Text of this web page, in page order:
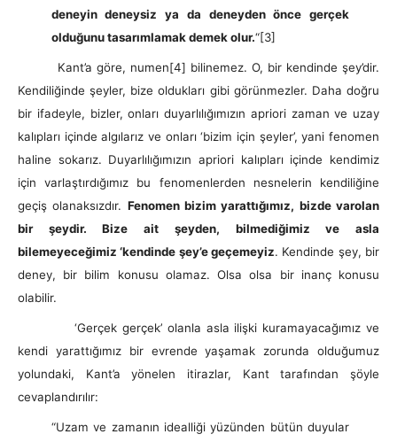
deneyin deneysiz ya da deneyden önce gerçek
olduğunu tasarımlamak demek olur.“[3]
Kant’a göre, numen[4] bilinemez. O, bir kendinde şey’dir.
Kendiliğinde şeyler, bize oldukları gibi görünmezler. Daha doğru
bir ifadeyle, bizler, onları duyarlılığımızın apriori zaman ve uzay
kalıpları içinde algılarız ve onları ‘bizim için şeyler’, yani fenomen
haline sokarız. Duyarlılığımızın apriori kalıpları içinde kendimiz
için varlaştırdığımız bu fenomenlerden nesnelerin kendiliğine
geçiş olanaksızdır. Fenomen bizim yarattığımız, bizde varolan
bir şeydir. Bize ait şeyden, bilmediğimiz ve asla
bilemeyeceğimiz ‘kendinde şey’e geçemeyiz. Kendinde şey, bir
deney, bir bilim konusu olamaz. Olsa olsa bir inanç konusu
olabilir.
‘Gerçek gerçek’ olanla asla ilişki kuramayacağımız ve
kendi yarattığımız bir evrende yaşamak zorunda olduğumuz
yolundaki, Kant’a yönelen itirazlar, Kant tarafından şöyle
cevaplandırılır:
“Uzam ve zamanın idealliği yüzünden bütün duyular